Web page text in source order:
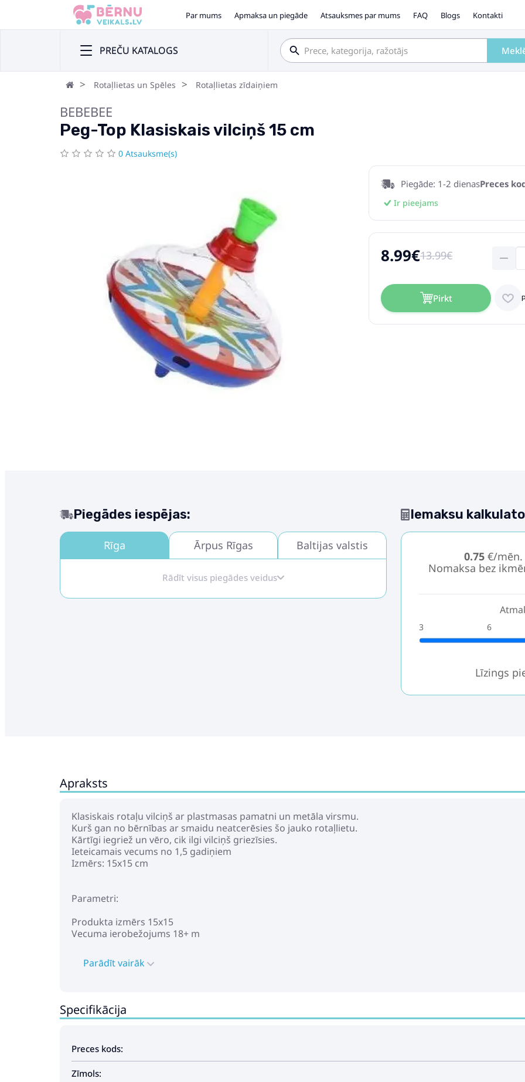
Par mums Apmaksa un piegāde Atsauksmes par mums FAQ Blogs Kontakti
PREČU KATALOGS
Rotaļlietas un Spēles Rotaļlietas zīdaiņiem
BEBEBEE
Peg-Top Klasiskais vilciņš 15 cm
0 Atsauksme(s)
Piegāde: 1-2 dienasPreces
Ir pieejams
8.99€13.99€
Pirkt
Piegādes iespējas:
Rīga Ārpus Rīgas Baltijas valstis
Rādīt visus piegādes veidus
Iemaksu
0.75€/mēn.
Nomaksa bez
3 6
Līzings
Apraksts
Klasiskais rotaļu vilciņš ar plastmasas pamatni un metāla virsmu.
Kurš gan no bērnības ar smaidu neatcerēsies šo jauko rotaļlietu.
Kārtīgi iegriež un vēro, cik ilgi vilciņš griezīsies.
Ieteicamais vecums no 1,5 gadiņiem
Izmērs: 15x15 cm
Parametri:
Produkta izmērs 15x15
Vecuma ierobežojums 18+ m
Parādīt vairāk
Specifikācija
Preces kods:
Zīmols: